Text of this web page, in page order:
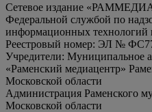
Сетевое издание
Федеральной службой по
информационных
Реестровый номер: ЭЛ №
Учредители: Муниципальное
«Раменский медиацентр»
Московской области
Администрация Раменского
Московской области